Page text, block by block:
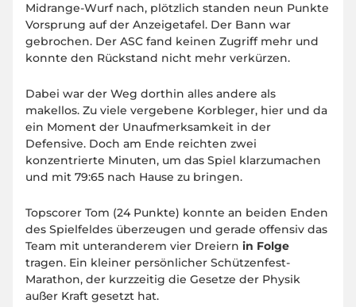
Midrange-Wurf nach, plötzlich standen neun Punkte
Vorsprung auf der Anzeigetafel. Der Bann war
gebrochen. Der ASC fand keinen Zugriff mehr und
konnte den Rückstand nicht mehr verkürzen.
Dabei war der Weg dorthin alles andere als
makellos. Zu viele vergebene Korbleger, hier und da
ein Moment der Unaufmerksamkeit in der
Defensive. Doch am Ende reichten zwei
konzentrierte Minuten, um das Spiel klarzumachen
und mit 79:65 nach Hause zu bringen.
Topscorer Tom (24 Punkte) konnte an beiden Enden
des Spielfeldes überzeugen und gerade offensiv das
Team mit unteranderem vier Dreiern in Folge
tragen. Ein kleiner persönlicher Schützenfest-
Marathon, der kurzzeitig die Gesetze der Physik
außer Kraft gesetzt hat.